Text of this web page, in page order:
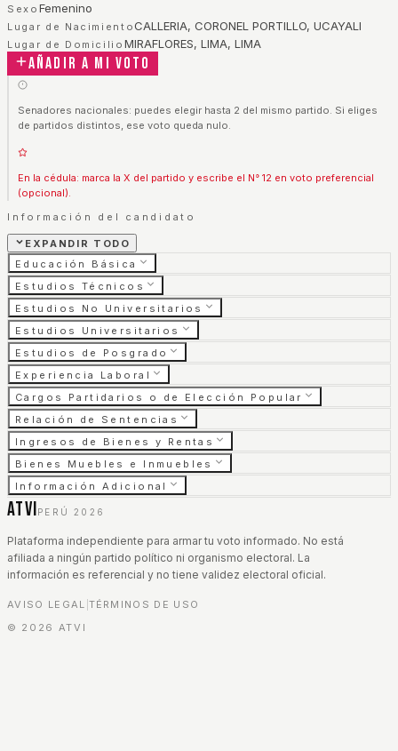
Sexo Femenino
Lugar de NacimientoCALLERIA, CORONEL PORTILLO, UCAYALI
Lugar de Domicilio MIRAFLORES, LIMA, LIMA
Añadir a mi voto
Senadores nacionales: puedes elegir hasta 2 del mismo partido. Si eliges
de partidos distintos, ese voto queda nulo.
En la cédula: marca la X del partido y escribe el N° 12 en voto preferencial
(opcional).
Información del candidato
EXPANDIR TODO
Educación Básica
Estudios Técnicos
Estudios No Universitarios
Estudios Universitarios
Estudios de Posgrado
Experiencia Laboral
Cargos Partidarios o de Elección Popular
Relación de Sentencias
Ingresos de Bienes y Rentas
Bienes Muebles e Inmuebles
Información Adicional
ATVI PERÚ 2026
Plataforma independiente para armar tu voto informado. No está
afiliada a ningún partido político ni organismo electoral. La
información es referencial y no tiene validez electoral oficial.
AVISO LEGAL TÉRMINOS DE USO
© 2026 ATVI